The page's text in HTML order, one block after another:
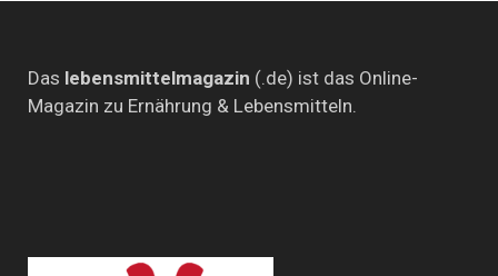
Das lebensmittelmagazin (.de) ist das Online-
Magazin zu Ernährung & Lebensmitteln.